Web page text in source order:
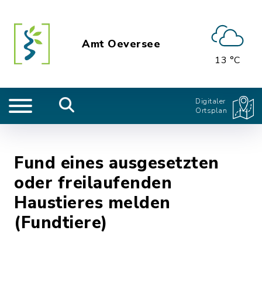
Amt Oeversee
13 °C
Digitaler
Ortsplan
Fund eines ausgesetzten
oder freilaufenden
Haustieres melden
(Fundtiere)